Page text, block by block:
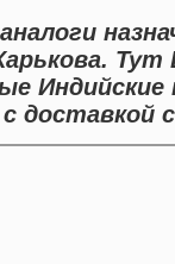
доставкой